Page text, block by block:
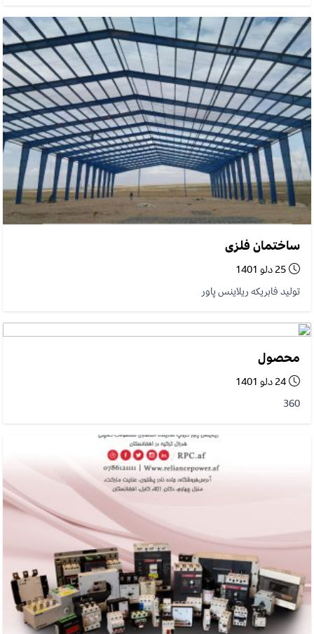
ساختمان فلزی
25 دلو 1401
تولید فابریکه ریلاینس پاور
محصول
24 دلو 1401
360